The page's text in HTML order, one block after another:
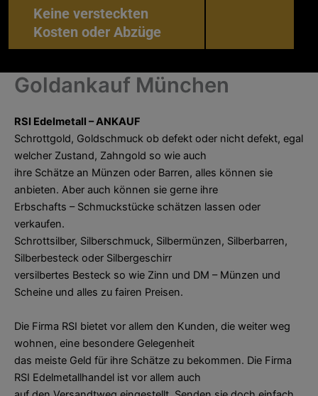
Keine versteckten
Kosten oder Abzüge
Goldankauf München
RSI Edelmetall – ANKAUF
Schrottgold, Goldschmuck ob defekt oder nicht defekt, egal
welcher Zustand, Zahngold so wie auch
ihre Schätze an Münzen oder Barren, alles können sie
anbieten. Aber auch können sie gerne ihre
Erbschafts – Schmuckstücke schätzen lassen oder
verkaufen.
Schrottsilber, Silberschmuck, Silbermünzen, Silberbarren,
Silberbesteck oder Silbergeschirr
versilbertes Besteck so wie Zinn und DM – Münzen und
Scheine und alles zu fairen Preisen.
Die Firma RSI bietet vor allem den Kunden, die weiter weg
wohnen, eine besondere Gelegenheit
das meiste Geld für ihre Schätze zu bekommen. Die Firma
RSI Edelmetallhandel ist vor allem auch